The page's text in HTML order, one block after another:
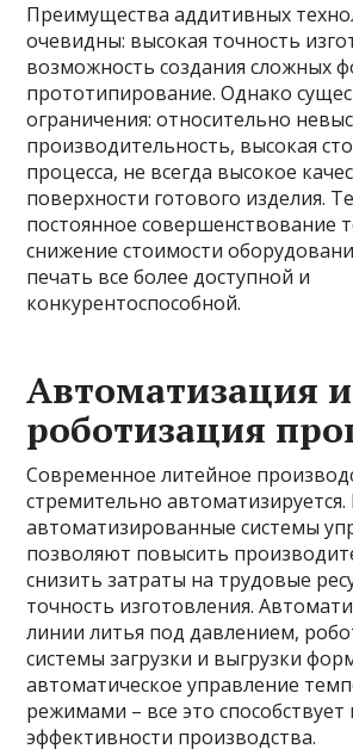
Преимущества аддитивных
очевидны: высокая точность
возможность создания сложных
прототипирование. Однако
ограничения: относительно
производительность, высокая
процесса, не всегда высокое
поверхности готового изделия.
постоянное совершенствование
снижение стоимости
печать все более доступной и
конкурентоспособной.
Автоматизация и
роботизация
Современное литейное
стремительно
автоматизированные системы
позволяют повысить
снизить затраты на трудовые
точность изготовления.
линии литья под давлением,
системы загрузки и выгрузки
автоматическое управление
режимами – все это
эффективности производства.